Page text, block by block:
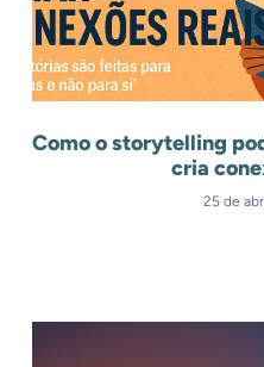
Como o storytelling
cria
25 de